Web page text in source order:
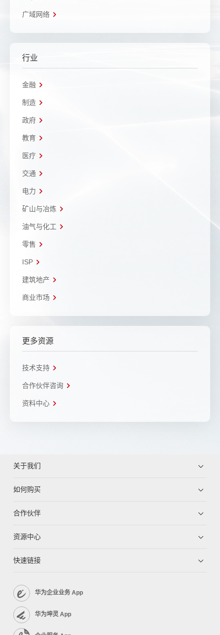
广域网络
行业
金融
制造
政府
教育
医疗
交通
电力
矿山与冶炼
油气与化工
零售
ISP
建筑地产
商业市场
更多资源
技术支持
合作伙伴咨询
资料中心
关于我们
如何购买
合作伙伴
资源中心
快速链接
华为企业业务 App
华为坤灵 App